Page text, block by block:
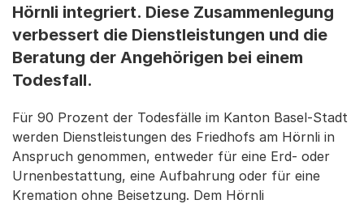
Hörnli integriert. Diese Zusammenlegung
verbessert die Dienstleistungen und die
Beratung der Angehörigen bei einem
Todesfall.
Für 90 Prozent der Todesfälle im Kanton Basel-Stadt
werden Dienstleistungen des Friedhofs am Hörnli in
Anspruch genommen, entweder für eine Erd- oder
Urnenbestattung, eine Aufbahrung oder für eine
Kremation ohne Beisetzung. Dem Hörnli